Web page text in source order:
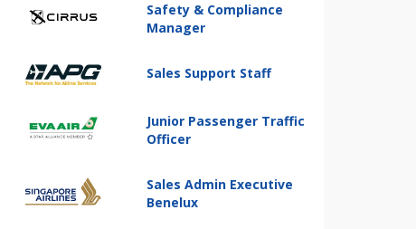
Safety & Compliance
Manager
Sales Support Staff
Junior Passenger Traffic
Officer
Sales Admin Executive
Benelux